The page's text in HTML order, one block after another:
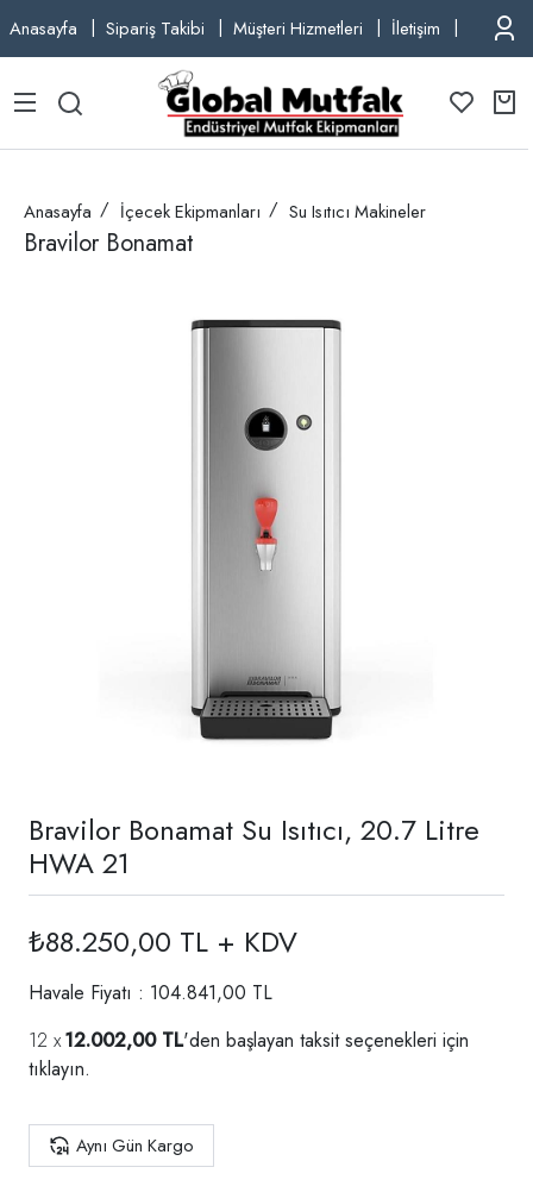
Anasayfa Sipariş Takibi Müşteri Hizmetleri İletişim TEL:
Anasayfa İçecek Ekipmanları Su Isıtıcı Makineler
Bravilor Bonamat
Bravilor Bonamat Su Isıtıcı, 20.7 Litre
HWA 21
₺88.250,00 TL + KDV
Havale Fiyatı : 104.841,00 TL
12.002,00 TL'den başlayan taksit seçenekleri için
tıklayın.
Aynı Gün Kargo